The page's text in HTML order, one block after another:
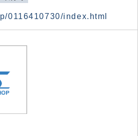
0116410730/index.html